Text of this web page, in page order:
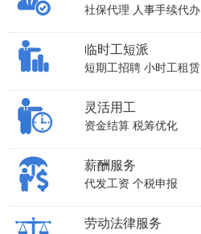
社保代理 人事手续代办
临时工短派
短期工招聘 小时工租赁
灵活用工
资金结算 税筹优化
薪酬服务
代发工资 个税申报
劳动法律服务